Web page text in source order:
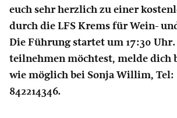
euch sehr herzlich zu einer
durch die LFS Krems für Wein-
Die Führung startet um 17:30
teilnehmen möchtest, melde dich
wie möglich bei Sonja Willim, Tel:
842214346.